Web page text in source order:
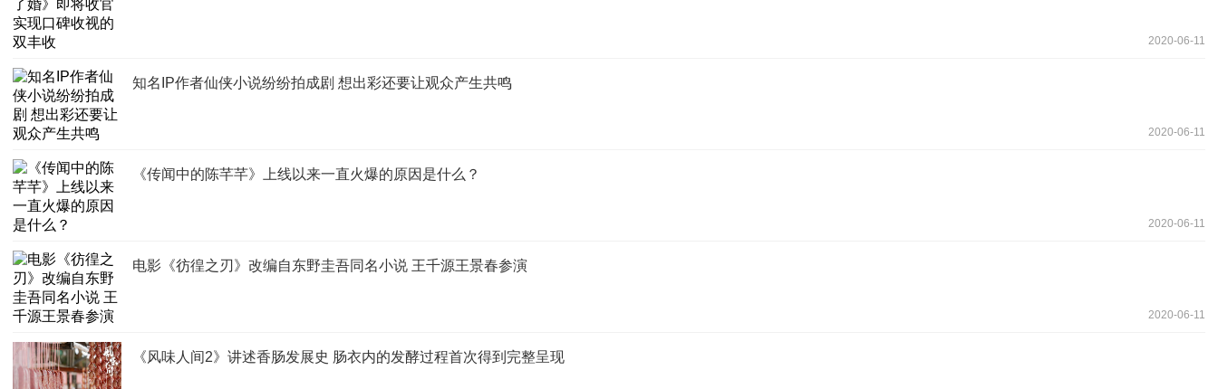
2020-06-11
知名IP作者仙侠小说纷纷拍成剧 想出彩还要让观众产生共鸣
2020-06-11
《传闻中的陈芊芊》上线以来一直火爆的原因是什么？
2020-06-11
电影《彷徨之刃》改编自东野圭吾同名小说 王千源王景春参演
2020-06-11
《风味人间2》讲述香肠发展史 肠衣内的发酵过程首次得到完整呈现